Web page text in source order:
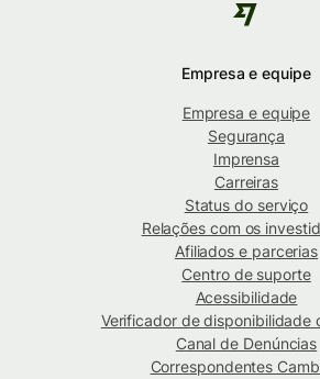
Empresa e equipe
Empresa e equipe
Segurança
Imprensa
Carreiras
Status do serviço
Relações com os
Afiliados e parcerias
Centro de suporte
Acessibilidade
Verificador de disponibilidade
Canal de Denúncias
Correspondentes